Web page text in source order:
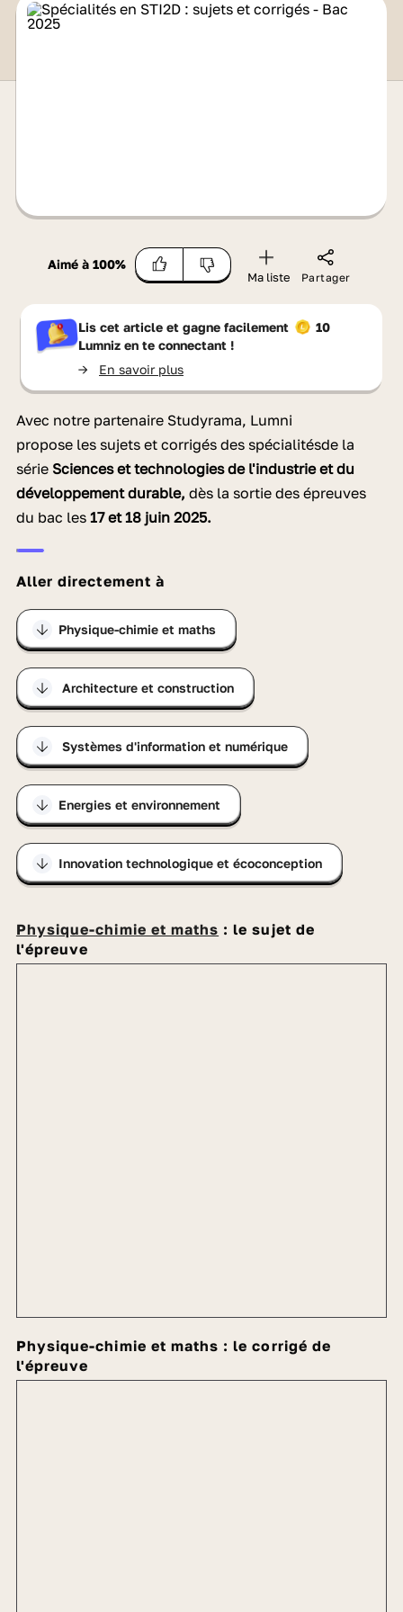
Aimé à 100%
Ma liste Partager
Lis cet article et gagne facilement
10
Lumniz en te connectant !
-> En savoir plus
Avec notre partenaire Studyrama, Lumni
propose les sujets et corrigés des spécialitésde la
série Sciences et technologies de l'industrie et du
développement durable, dès la sortie des épreuves
du bac les 17 et 18 juin 2025.
Aller directement à
Physique-chimie et maths
Architecture et construction
Systèmes d'information et numérique
Energies et environnement
Innovation technologique et écoconception
Physique-chimie et maths : le sujet de
l'épreuve
Physique-chimie et maths : le corrigé de
l'épreuve